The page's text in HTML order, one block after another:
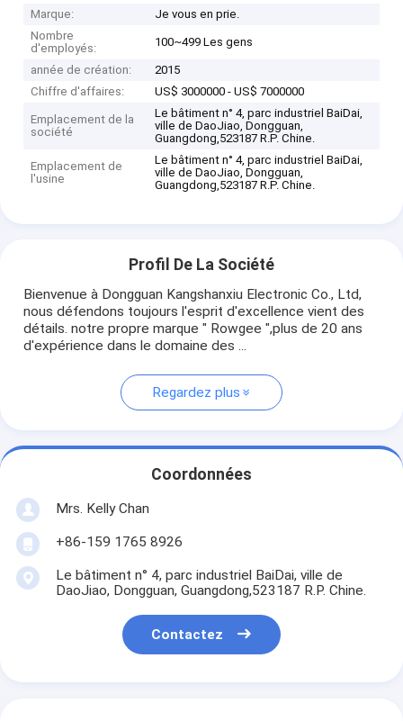
Marque:
Je vous en prie.
Nombre
d'employés:
100~499 Les gens
année de création:
2015
Chiffre d'affaires:
US$ 3000000 - US$ 7000000
Emplacement de la
société
Le bâtiment n° 4, parc industriel BaiDai,
ville de DaoJiao, Dongguan,
Guangdong,523187 R.P. Chine.
Emplacement de
l'usine
Le bâtiment n° 4, parc industriel BaiDai,
ville de DaoJiao, Dongguan,
Guangdong,523187 R.P. Chine.
Profil De La Société
Bienvenue à Dongguan Kangshanxiu Electronic Co., Ltd,
nous défendons toujours l'esprit d'excellence vient des
détails. notre propre marque " Rowgee ",plus de 20 ans
d'expérience dans le domaine des ...
Regardez plus
Coordonnées
Mrs. Kelly Chan
+86-159 1765 8926
Le bâtiment n° 4, parc industriel BaiDai, ville de
DaoJiao, Dongguan, Guangdong,523187 R.P. Chine.
Contactez